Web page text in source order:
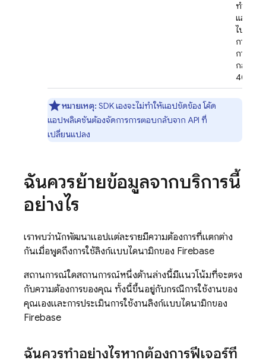
ทำงาน
และหาย
ไปเมื่อมี
การแสด
การตอบ
กลับ
400
หมายเหตุ: SDK เองจะไม่ทำให้แอปขัดข้อง โค้ด
แอปพลิเคชันต้องจัดการการตอบกลับจาก API ที่
เปลี่ยนแปลง
ฉันควรย้ายข้อมูลจากบริการนี้
อย่างไร
เราพบว่านักพัฒนาแอปแต่ละรายมีความต้องการที่แตกต่าง
กันเมื่อพูดถึงการใช้ลิงก์แบบไดนามิกของ Firebase
สถานการณ์ใดสถานการณ์หนึ่งด้านล่างนี้มีแนวโน้มที่จะตรง
กับความต้องการของคุณ ทั้งนี้ขึ้นอยู่กับกรณีการใช้งานของ
คุณเองและการประเมินการใช้งานลิงก์แบบไดนามิกของ
Firebase
ฉันควรทำอย่างไรหากต้องการฟีเจอร์ที่